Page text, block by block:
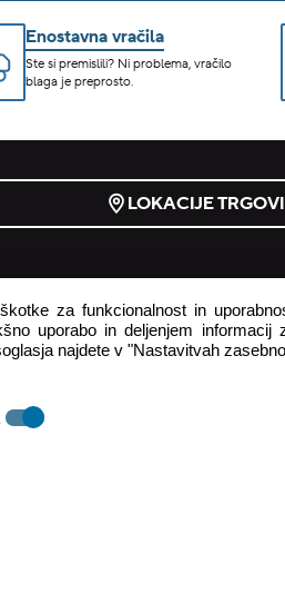
Enostavna vračila
Ste si premislili? Ni problema, vračilo
blaga je preprosto.
LOKACIJE
odstop od pogodbe
za funkcionalnost in
uporabo in deljenjem
najdete v "Nastavitvah